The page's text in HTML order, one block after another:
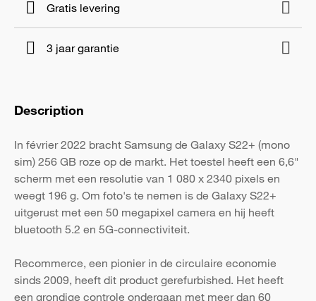
Gratis levering
3 jaar garantie
Description
In février 2022 bracht Samsung de Galaxy S22+ (mono
sim) 256 GB roze op de markt. Het toestel heeft een 6,6"
scherm met een resolutie van 1 080 x 2340 pixels en
weegt 196 g. Om foto's te nemen is de Galaxy S22+
uitgerust met een 50 megapixel camera en hij heeft
bluetooth 5.2 en 5G-connectiviteit.
Recommerce, een pionier in de circulaire economie
sinds 2009, heeft dit product gerefurbished. Het heeft
een grondige controle ondergaan met meer dan 60